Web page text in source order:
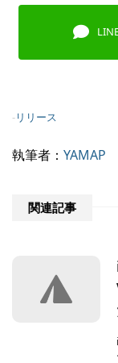
-リリース
執筆者： YAMAP
関連記事